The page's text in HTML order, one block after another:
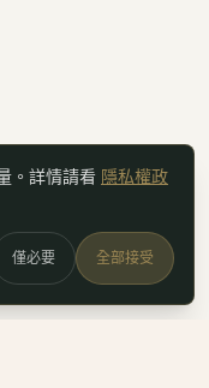
。詳情請看 隱私權政
僅必要 全部接受